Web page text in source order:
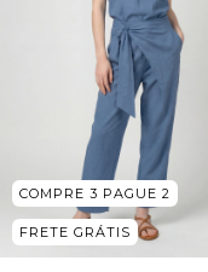
COMPRE 3 PAGUE 2
FRETE GRÁTIS